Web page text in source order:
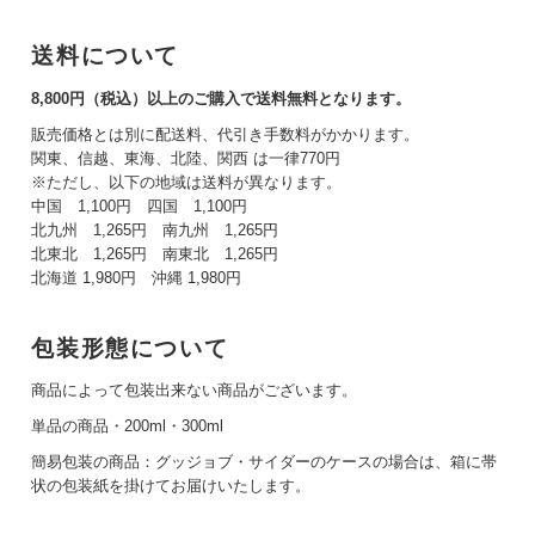
送料について
8,800円（税込）以上のご購入で送料無料となります。
販売価格とは別に配送料、代引き手数料がかかります。
関東、信越、東海、北陸、関西 は一律770円
※ただし、以下の地域は送料が異なります。
中国 1,100円 四国 1,100円
北九州 1,265円 南九州 1,265円
北東北 1,265円 南東北 1,265円
北海道 1,980円 沖縄 1,980円
包装形態について
商品によって包装出来ない商品がございます。
単品の商品・200ml・300ml
簡易包装の商品：グッジョブ・サイダーのケースの場合は、箱に帯
状の包装紙を掛けてお届けいたします。